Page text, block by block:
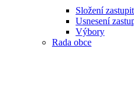
Složení
Usnesení
Výbory
Rada obce